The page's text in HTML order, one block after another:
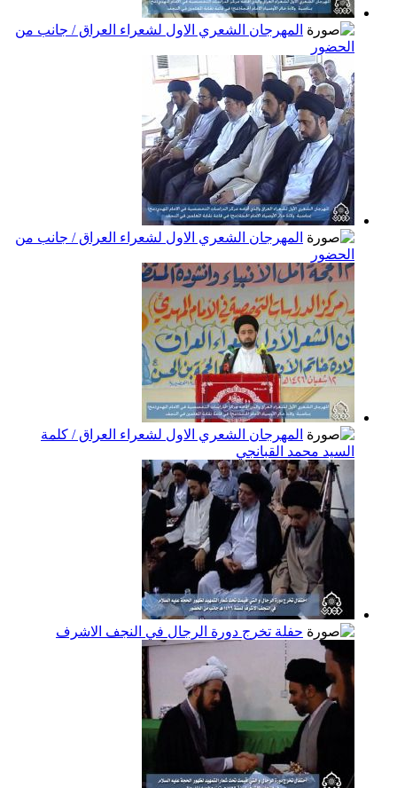
المهرجان الشعري الاول لشعراء العراق / جانب من
الحضور
المهرجان الشعري الاول لشعراء العراق / جانب من
الحضور
المهرجان الشعري الاول لشعراء العراق / كلمة
السيد محمد القبانجي
حفلة تخرج دورة الرجال في النجف الاشرف